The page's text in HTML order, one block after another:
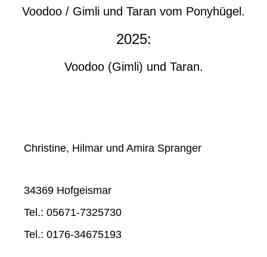
Voodoo / Gimli und Taran vom Ponyhügel.
2025:
Voodoo (Gimli) und Taran.
Christine, Hilmar und Amira Spranger
34369 Hofgeismar
Tel.: 05671-7325730
Tel.: 0176-34675193